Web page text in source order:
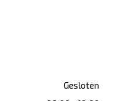
Gesloten